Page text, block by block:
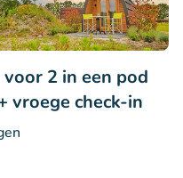
2 in een pod
vroege check-in